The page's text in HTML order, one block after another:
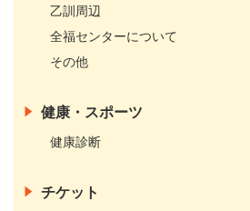
乙訓周辺
全福センターについて
その他
健康・スポーツ
健康診断
チケット